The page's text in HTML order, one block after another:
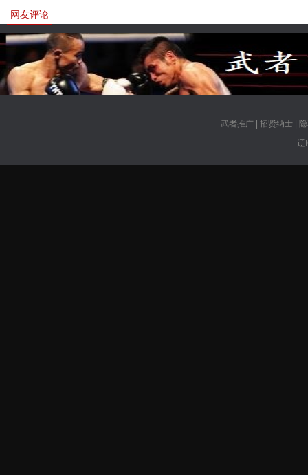
网友评论
武者推广| 招贤纳士|
辽